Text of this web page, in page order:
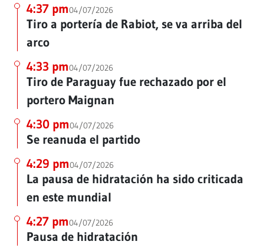
4:37 pm04/07/2026
Tiro a portería de Rabiot, se va arriba del
arco
4:33 pm04/07/2026
Tiro de Paraguay fue rechazado por el
portero Maignan
4:30 pm04/07/2026
Se reanuda el partido
4:29 pm04/07/2026
La pausa de hidratación ha sido criticada
en este mundial
4:27 pm04/07/2026
Pausa de hidratación